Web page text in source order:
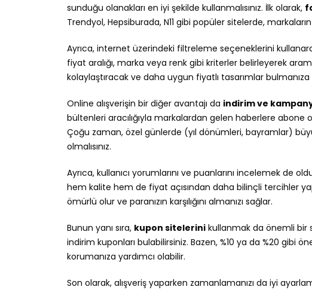
sunduğu olanakları en iyi şekilde kullanmalısınız. İlk olarak,
Trendyol, Hepsiburada, N11 gibi popüler sitelerde,
Ayrıca, internet üzerindeki filtreleme seçeneklerini
fiyat aralığı, marka veya renk gibi kriterler belirleyerek
kolaylaştıracak ve daha uygun fiyatlı tasarımlar bulmanıza
Online alışverişin bir diğer avantajı da indirim ve
bültenleri aracılığıyla markalardan gelen haberlere abone
Çoğu zaman, özel günlerde (yıl dönümleri, bayramlar)
olmalısınız.
Ayrıca, kullanıcı yorumlarını ve puanlarını incelemek de
hem kalite hem de fiyat açısından daha bilinçli tercihler
ömürlü olur ve paranızın karşılığını almanızı sağlar.
Bunun yanı sıra, kupon sitelerini kullanmak da önemli bir
indirim kuponları bulabilirsiniz. Bazen, %10 ya da %20 gibi
korumanıza yardımcı olabilir.
Son olarak, alışveriş yaparken zamanlamanızı da iyi